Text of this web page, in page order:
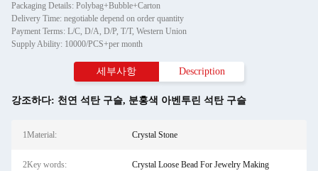
Packaging Details: Polybag+Bubble+Carton
Delivery Time: negotiable depend on order quantity
Payment Terms: L/C, D/A, D/P, T/T, Western Union
Supply Ability: 10000/PCS+per month
세부사항 Description
강조하다: 천연 석탄 구슬, 분홍색 아벤투린 석탄 구슬
1Material: Crystal Stone
2Key words: Crystal Loose Bead For Jewelry Making